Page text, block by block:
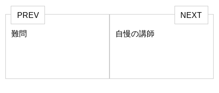
PREV
難問
NEXT
自慢の講師